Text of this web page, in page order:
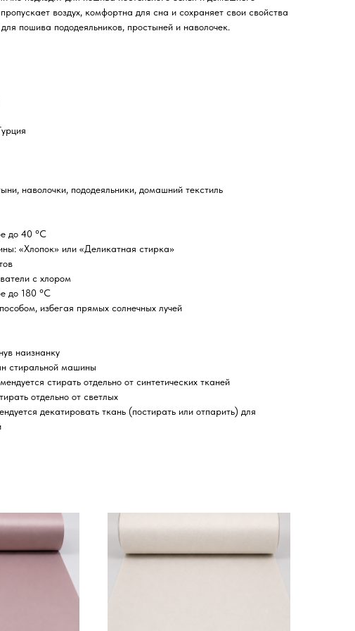
воздух, комфортна для сна и сохраняет свои свойства
пошива пододеяльников, простыней и наволочек.
наволочки, пододеяльники, домашний текстиль
до 40 °C
«Хлопок» или «Деликатная стирка»
с хлором
до 180 °C
избегая прямых солнечных лучей
наизнанку
стиральной машины
стирать отдельно от синтетических тканей
отдельно от светлых
декатировать ткань (постирать или отпарить) для